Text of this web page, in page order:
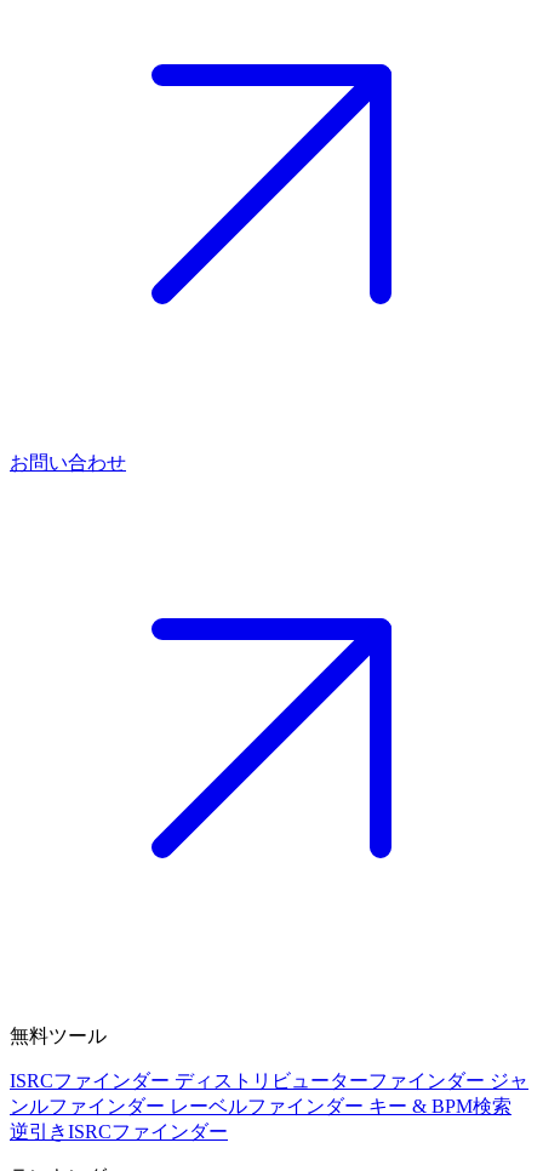
お問い合わせ
無料ツール
ISRCファインダー ディストリビューターファインダー ジャ
ンルファインダー レーベルファインダー キー & BPM検索
逆引きISRCファインダー